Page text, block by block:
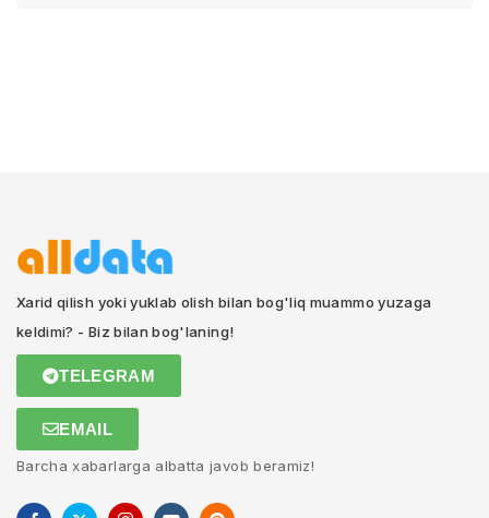
Xarid qilish yoki yuklab olish bilan bog'liq muammo yuzaga
keldimi? - Biz bilan bog'laning!
TELEGRAM
EMAIL
Barcha xabarlarga albatta javob beramiz!